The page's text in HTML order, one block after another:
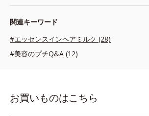
関連キーワード
#エッセンスインヘアミルク (28)
#美容のプチQ&A (12)
お買いものはこちら